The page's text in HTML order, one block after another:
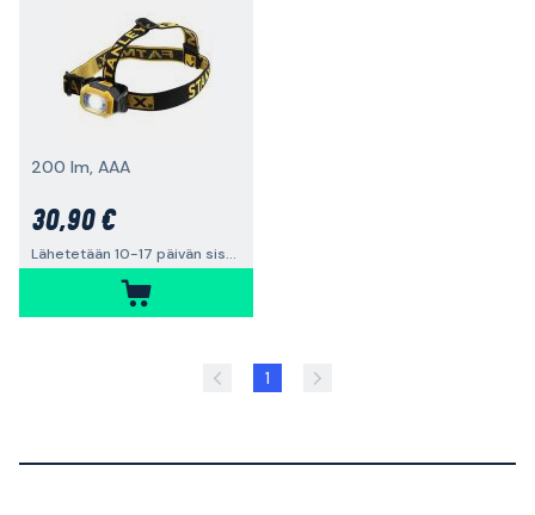
200 lm, AAA
30,90 €
Lähetetään 10-17 päivän sisällä
1